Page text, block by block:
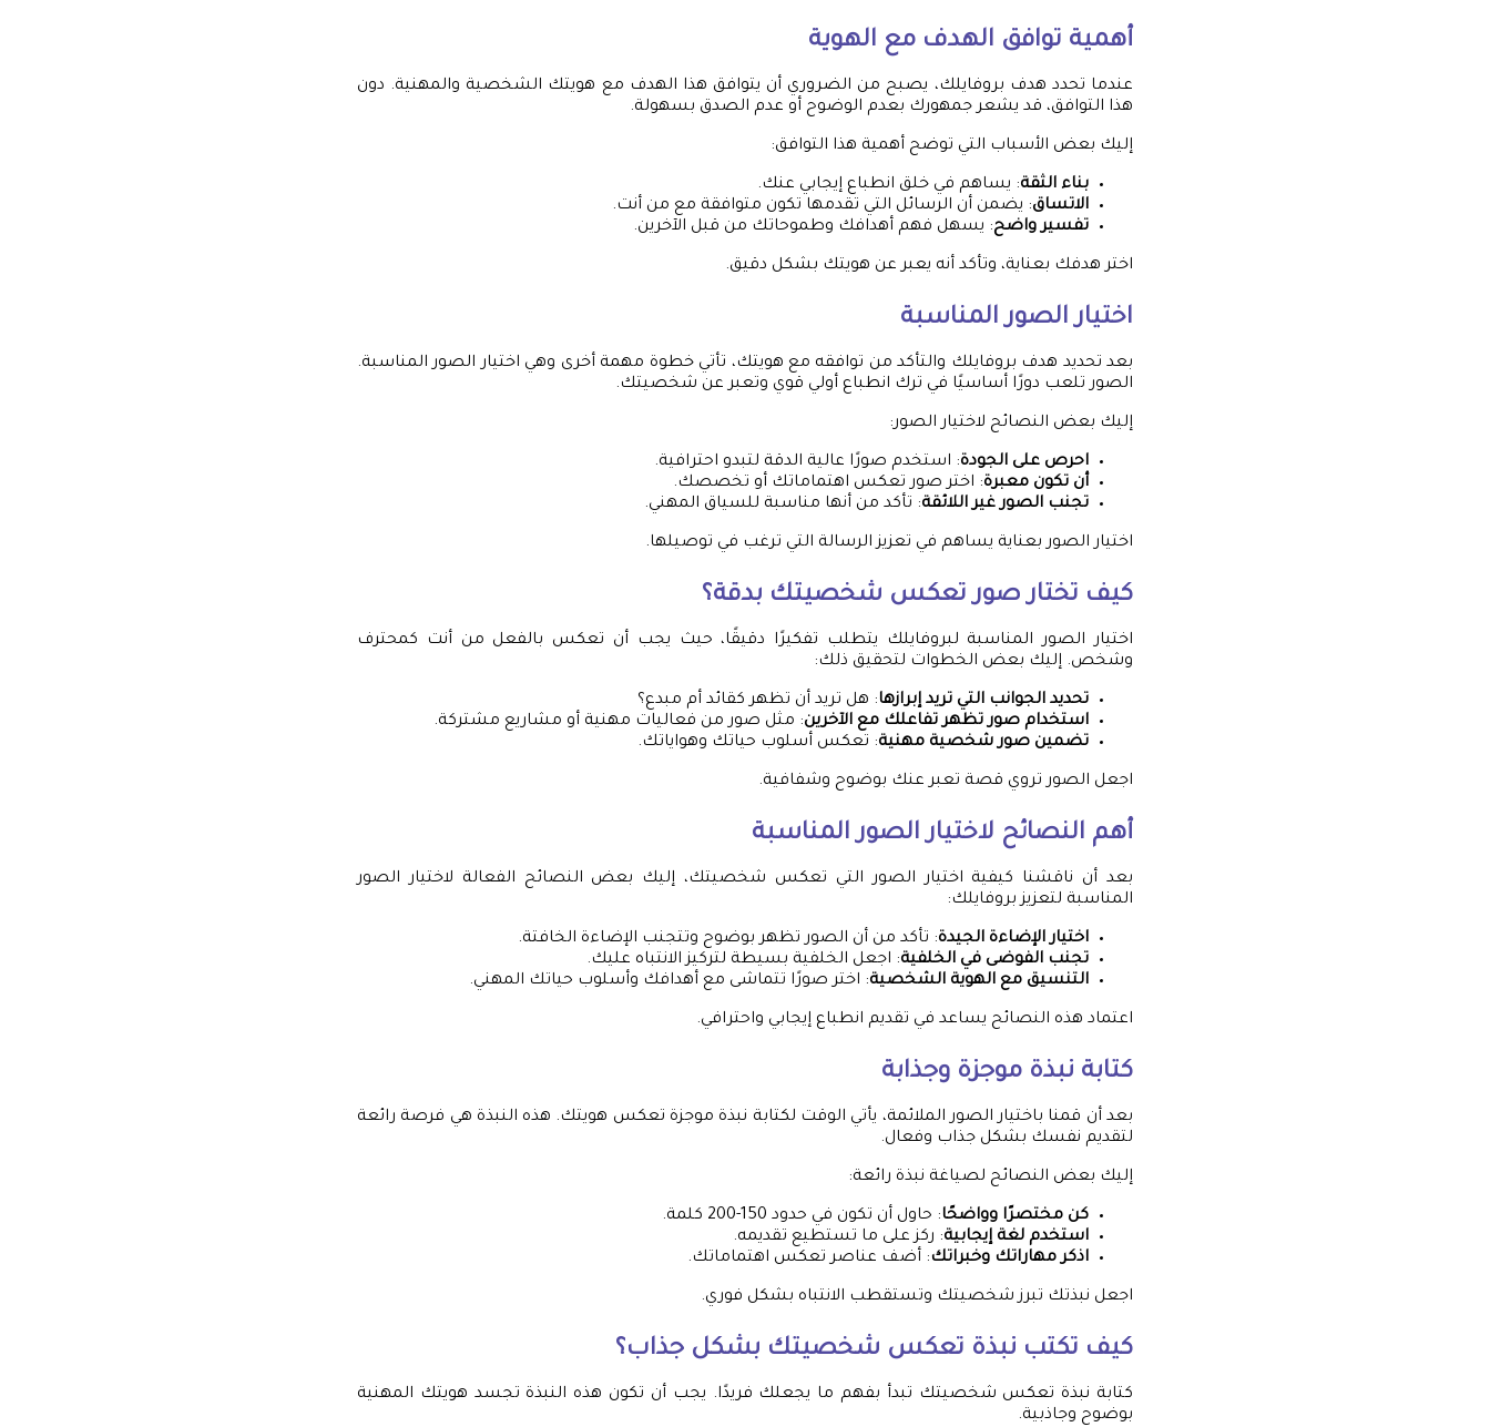
أهمية توافق الهدف مع الهوية
عندما تحدد هدف بروفايلك، يصبح من الضروري أن يتوافق هذا الهدف مع هويتك الشخصية والمهنية. دون
هذا التوافق، قد يشعر جمهورك بعدم الوضوح أو عدم الصدق بسهولة.
إليك بعض الأسباب التي توضح أهمية هذا التوافق:
بناء الثقة: يساهم في خلق انطباع إيجابي عنك.
الاتساق: يضمن أن الرسائل التي تقدمها تكون متوافقة مع من أنت.
تفسير واضح: يسهل فهم أهدافك وطموحاتك من قبل الآخرين.
اختر هدفك بعناية، وتأكد أنه يعبر عن هويتك بشكل دقيق.
اختيار الصور المناسبة
بعد تحديد هدف بروفايلك والتأكد من توافقه مع هويتك، تأتي خطوة مهمة أخرى وهي اختيار الصور المناسبة.
الصور تلعب دورًا أساسيًا في ترك انطباع أولي قوي وتعبر عن شخصيتك.
إليك بعض النصائح لاختيار الصور:
احرص على الجودة: استخدم صورًا عالية الدقة لتبدو احترافية.
أن تكون معبرة: اختر صور تعكس اهتماماتك أو تخصصك.
تجنب الصور غير اللائقة: تأكد من أنها مناسبة للسياق المهني.
اختيار الصور بعناية يساهم في تعزيز الرسالة التي ترغب في توصيلها.
كيف تختار صور تعكس شخصيتك بدقة؟
اختيار الصور المناسبة لبروفايلك يتطلب تفكيرًا دقيقًا، حيث يجب أن تعكس بالفعل من أنت كمحترف
وشخص. إليك بعض الخطوات لتحقيق ذلك:
تحديد الجوانب التي تريد إبرازها: هل تريد أن تظهر كقائد أم مبدع؟
استخدام صور تظهر تفاعلك مع الآخرين: مثل صور من فعاليات مهنية أو مشاريع مشتركة.
تضمين صور شخصية مهنية: تعكس أسلوب حياتك وهواياتك.
اجعل الصور تروي قصة تعبر عنك بوضوح وشفافية.
أهم النصائح لاختيار الصور المناسبة
بعد أن ناقشنا كيفية اختيار الصور التي تعكس شخصيتك، إليك بعض النصائح الفعالة لاختيار الصور
المناسبة لتعزيز بروفايلك:
اختيار الإضاءة الجيدة: تأكد من أن الصور تظهر بوضوح وتتجنب الإضاءة الخافتة.
تجنب الفوضى في الخلفية: اجعل الخلفية بسيطة لتركيز الانتباه عليك.
التنسيق مع الهوية الشخصية: اختر صورًا تتماشى مع أهدافك وأسلوب حياتك المهني.
اعتماد هذه النصائح يساعد في تقديم انطباع إيجابي واحترافي.
كتابة نبذة موجزة وجذابة
بعد أن قمنا باختيار الصور الملائمة، يأتي الوقت لكتابة نبذة موجزة تعكس هويتك. هذه النبذة هي فرصة رائعة
لتقديم نفسك بشكل جذاب وفعال.
إليك بعض النصائح لصياغة نبذة رائعة:
كن مختصرًا وواضحًا: حاول أن تكون في حدود 150-200 كلمة.
استخدم لغة إيجابية: ركز على ما تستطيع تقديمه.
اذكر مهاراتك وخبراتك: أضف عناصر تعكس اهتماماتك.
اجعل نبذتك تبرز شخصيتك وتستقطب الانتباه بشكل فوري.
كيف تكتب نبذة تعكس شخصيتك بشكل جذاب؟
كتابة نبذة تعكس شخصيتك تبدأ بفهم ما يجعلك فريدًا. يجب أن تكون هذه النبذة تجسد هويتك المهنية
بوضوح وجاذبية.